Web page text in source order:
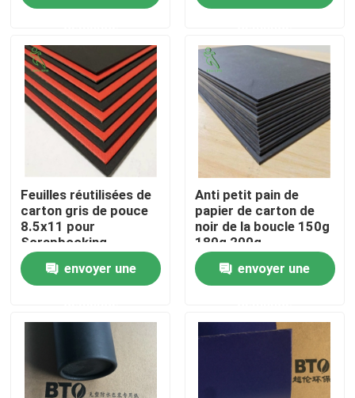
Produits
Parqueter le papier de protection
Petit pain provisoire de protection de plancher
Protection de plancher de papier d'emballage
Papier de revêtement de sol de construction
Papier d'imprimerie de carton
Feuilles parquetantes imperméables
Feuilles réutilisées de
carton gris de pouce
8.5x11 pour
Scrapbooking
envoyer une
Anti petit pain de
papier de carton de
noir de la boucle 150g
180g 200g
envoyer une